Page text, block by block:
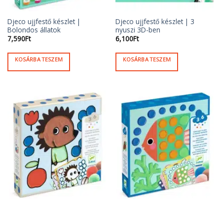
Djeco ujjfestő készlet |
Bolondos állatok
7,590Ft
KOSÁRBA TESZEM
Djeco ujjfestő készlet | 3
nyuszi 3D-ben
6,100Ft
KOSÁRBA TESZEM